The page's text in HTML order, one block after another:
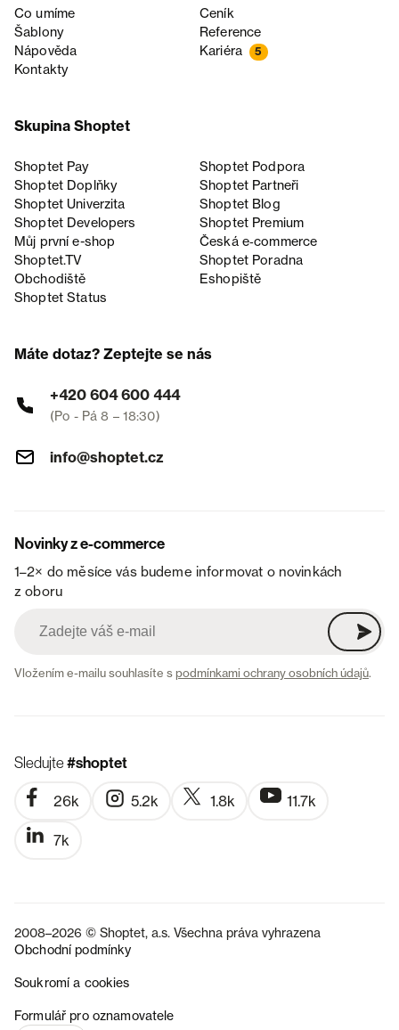
Co umíme
Ceník
Šablony
Reference
Nápověda
Kariéra 5
Kontakty
Skupina Shoptet
Shoptet Pay
Shoptet Podpora
Shoptet Doplňky
Shoptet Partneři
Shoptet Univerzita
Shoptet Blog
Shoptet Developers
Shoptet Premium
Můj první e-shop
Česká e‑commerce
Shoptet.TV
Shoptet Poradna
Obchodiště
Eshopiště
Shoptet Status
Máte dotaz? Zeptejte se nás
+420 604 600 444
(Po - Pá 8 – 18:30)
info@shoptet.cz
Novinky z e-commerce
1–2× do měsíce vás budeme informovat o novinkách
z oboru
Vložením e-mailu souhlasíte spodmínkami ochrany osobních údajů.
Sledujte#shoptet
26k 5.2k 1.8k 11.7k
7k
2008–2026 © Shoptet, a.s. Všechna práva vyhrazena
Obchodní podmínky
Soukromí a cookies
Formulář pro oznamovatele